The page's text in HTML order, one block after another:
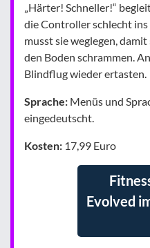
„Härter! Schneller!“
die Controller schlecht
musst sie weglegen,
den Boden schrammen.
Blindflug wieder ertasten.
Sprache: Menüs und
eingedeutscht.
Kosten: 17,99 Euro
Evolved